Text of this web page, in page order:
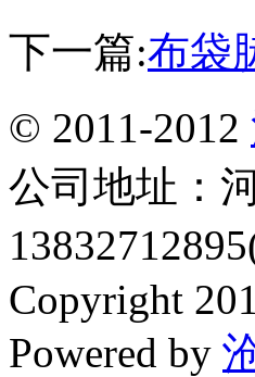
下一篇:布袋
© 2011-2012
公司地址：
Copyright
Powered by